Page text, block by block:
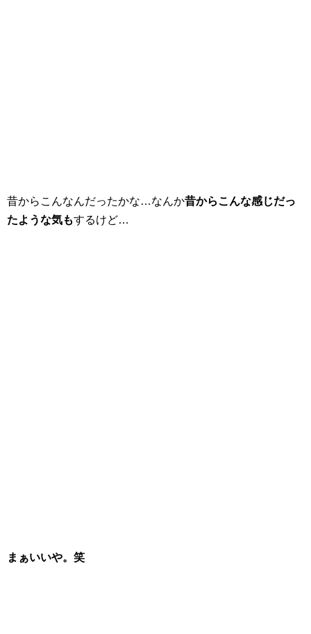
昔からこんなんだったかな…なんか昔からこんな感じだっ
たような気もするけど…
まぁいいや。笑